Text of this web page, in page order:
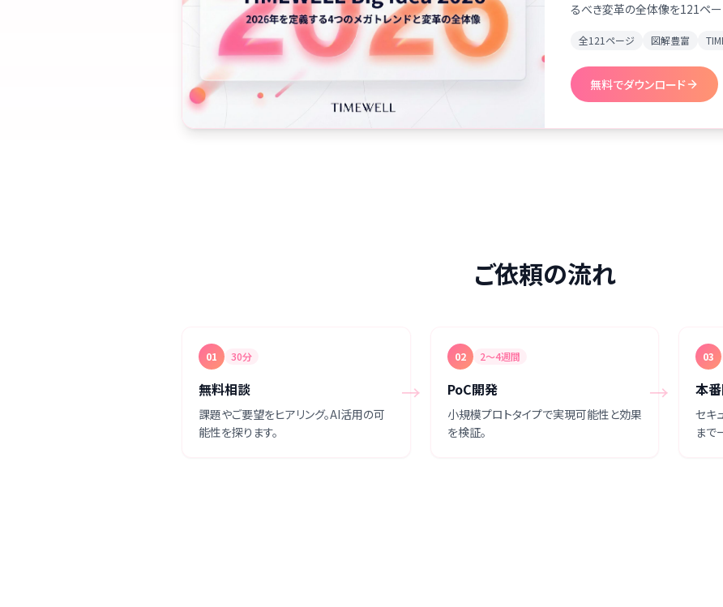
るべき変革の全体像を121ペー
全121ページ 図解豊富
無料でダウンロード
ご依頼の流れ
→
01 30分
無料相談
課題やご要望をヒアリング。AI活用の可
能性を探ります。
→
02 2〜4週間
PoC開発
小規模プロトタイプで実現可能性と効果
を検証。
03
本
セキ
まで